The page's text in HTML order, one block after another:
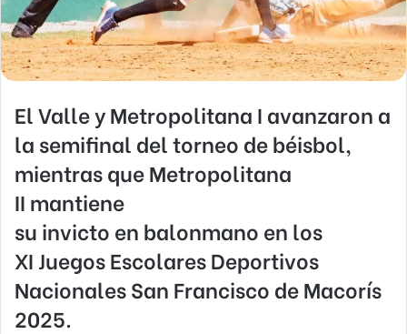
El Valle y Metropolitana I avanzaron a
la semifinal del torneo de béisbol,
mientras queMetropolitana
II mantiene
su invicto en balonmano en los
XI Juegos Escolares Deportivos
NacionalesSan Francisco de Macorís
2025.